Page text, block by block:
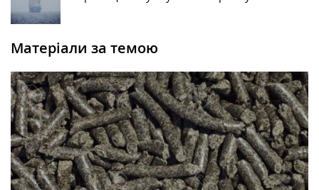
Матеріали за темою